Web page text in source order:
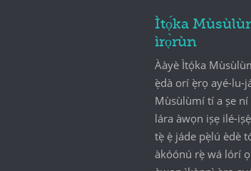
Ìtọ́ka
ìrọ̀rùn
Ààyè Ìtọ́ka
ẹ̀dà orí ẹ̀rọ ayé-lu-
Mùsùlùmí tí a ṣe
lára àwọn iṣẹ ilé-
tẹ̀ ẹ́ jáde pẹ̀lú èdè
àkóónú rẹ̀ wá lórí